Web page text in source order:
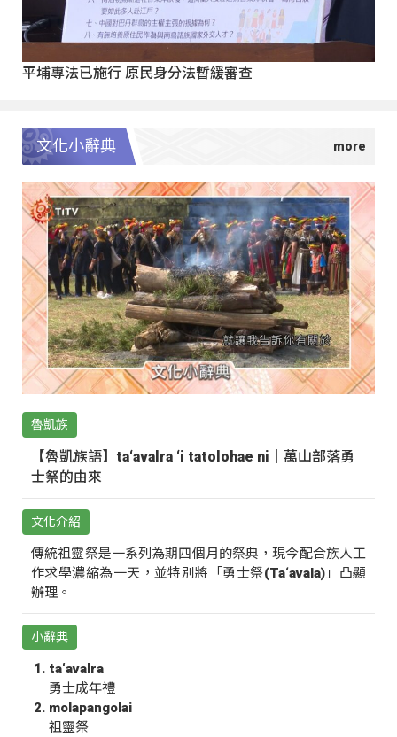
平埔專法已施行 原民身分法暫緩審查
文化小辭典
魯凱族
【魯凱族語】ta‘avalra ‘i tatolohae ni｜萬山部落勇
士祭的由來
文化介紹
傳統祖靈祭是一系列為期四個月的祭典，現今配合族人工
作求學濃縮為一天，並特別將「勇士祭(Ta‘avala)」凸顯
辦理。
小辭典
ta‘avalra
勇士成年禮
molapangolai
祖靈祭